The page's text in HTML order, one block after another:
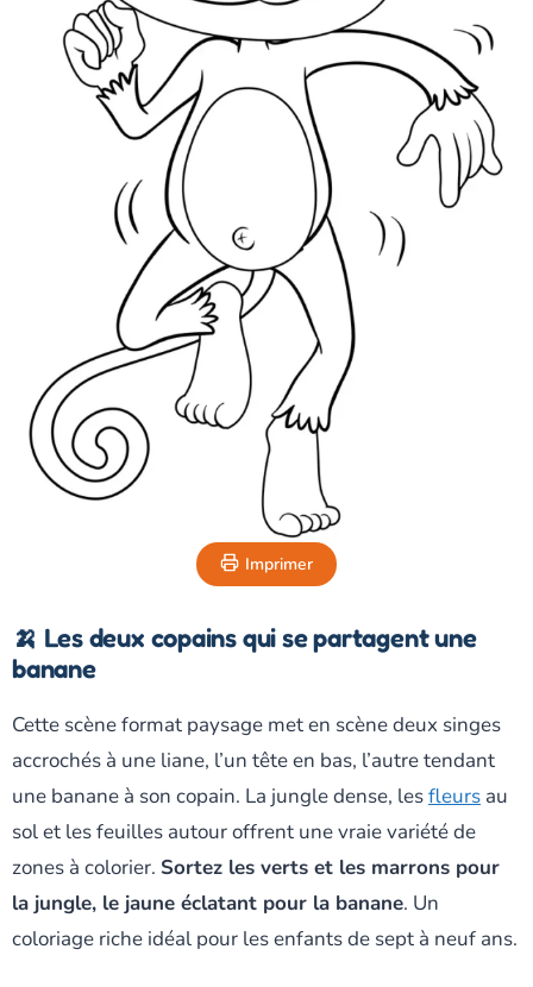
Imprimer
🍌 Les deux copains qui se partagent une
banane
Cette scène format paysage met en scène deux singes
accrochés à une liane, l’un tête en bas, l’autre tendant
une banane à son copain. La jungle dense, lesfleurs au
sol et les feuilles autour offrent une vraie variété de
zones à colorier. Sortez les verts et les marrons pour
la jungle, le jaune éclatant pour la banane. Un
coloriage riche idéal pour les enfants de sept à neuf ans.